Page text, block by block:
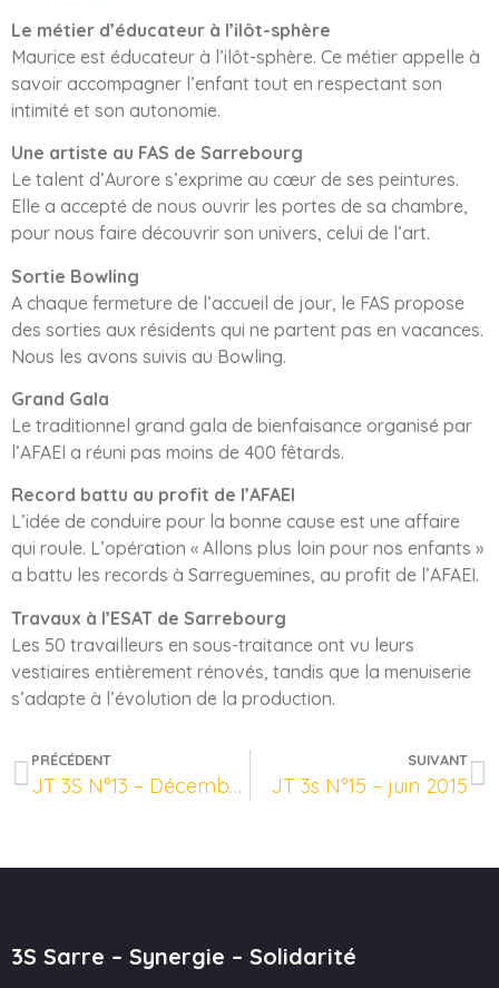
Le métier d’éducateur à l’ilôt-sphère
Maurice est éducateur à l’ilôt-sphère. Ce métier appelle à
savoir accompagner l’enfant tout en respectant son
intimité et son autonomie.
Une artiste au FAS de Sarrebourg
Le talent d’Aurore s’exprime au cœur de ses peintures.
Elle a accepté de nous ouvrir les portes de sa chambre,
pour nous faire découvrir son univers, celui de l’art.
Sortie Bowling
A chaque fermeture de l’accueil de jour, le FAS propose
des sorties aux résidents qui ne partent pas en vacances.
Nous les avons suivis au Bowling.
Grand Gala
Le traditionnel grand gala de bienfaisance organisé par
l’AFAEI a réuni pas moins de 400 fêtards.
Record battu au profit de l’AFAEI
L’idée de conduire pour la bonne cause est une affaire
qui roule. L’opération « Allons plus loin pour nos enfants »
a battu les records à Sarreguemines, au profit de l’AFAEI.
Travaux à l’ESAT de Sarrebourg
Les 50 travailleurs en sous-traitance ont vu leurs
vestiaires entièrement rénovés, tandis que la menuiserie
s’adapte à l’évolution de la production.
PRÉCÉDENT
JT 3S N°13 – Décembre 2014
SUIVANT
JT 3s N°15 – juin 2015
3S Sarre – Synergie – Solidarité